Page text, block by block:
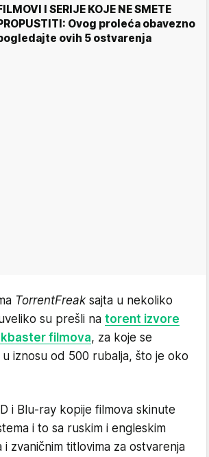
I SERIJE KOJE NE SMETE
Ovog proleća obavezno
ovih 5 ostvarenja
TorrentFreaksajta u nekoliko
su prešli na torent izvore
filmova, za koje se
iznosu od 500 rubalja, što je oko
i Blu-ray kopije filmova skinute
i to sa ruskim i engleskim
i zvaničnim titlovima za ostvarenja